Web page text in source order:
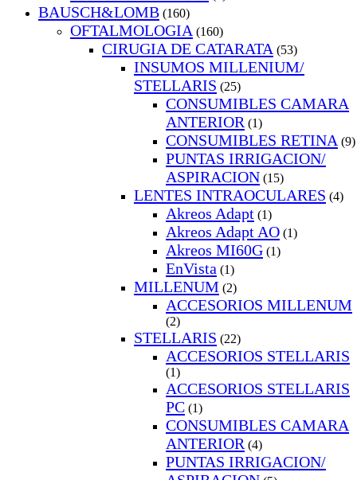
BAUSCH&LOMB (160)
OFTALMOLOGIA (160)
CIRUGIA DE CATARATA (53)
INSUMOS MILLENIUM/
STELLARIS (25)
CONSUMIBLES CAMARA
ANTERIOR (1)
CONSUMIBLES RETINA (9)
PUNTAS IRRIGACION/
ASPIRACION (15)
LENTES INTRAOCULARES (4)
Akreos Adapt (1)
Akreos Adapt AO (1)
Akreos MI60G (1)
EnVista (1)
MILLENUM (2)
ACCESORIOS MILLENUM
(2)
STELLARIS (22)
ACCESORIOS STELLARIS
(1)
ACCESORIOS STELLARIS
PC (1)
CONSUMIBLES CAMARA
ANTERIOR (4)
PUNTAS IRRIGACION/